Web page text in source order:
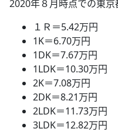
2020年８月時点での東京
１Ｒ＝5.42万円
1K＝6.70万円
1DK＝7.67万円
1LDK＝10.30万円
2K＝7.08万円
2DK＝8.21万円
2LDK＝11.73万円
3LDK＝12.82万円